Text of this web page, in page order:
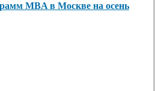
MBA в Москве на осень